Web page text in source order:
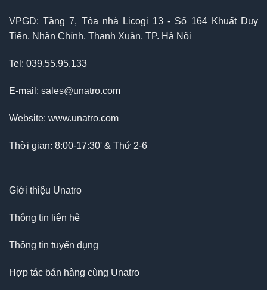
VPGD: Tầng 7, Tòa nhà Licogi 13 - Số 164 Khuất Duy
Tiến, Nhân Chính, Thanh Xuân, TP. Hà Nội
Tel: 039.55.95.133
E-mail: sales@unatro.com
Website: www.unatro.com
Thời gian: 8:00-17:30' & Thứ 2-6
Giới thiệu Unatro
Thông tin liên hệ
Thông tin tuyển dụng
Hợp tác bán hàng cùng Unatro